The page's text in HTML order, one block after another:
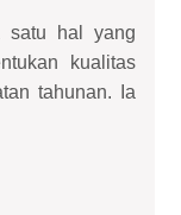
satu hal yang
kualitas
tahunan. Ia